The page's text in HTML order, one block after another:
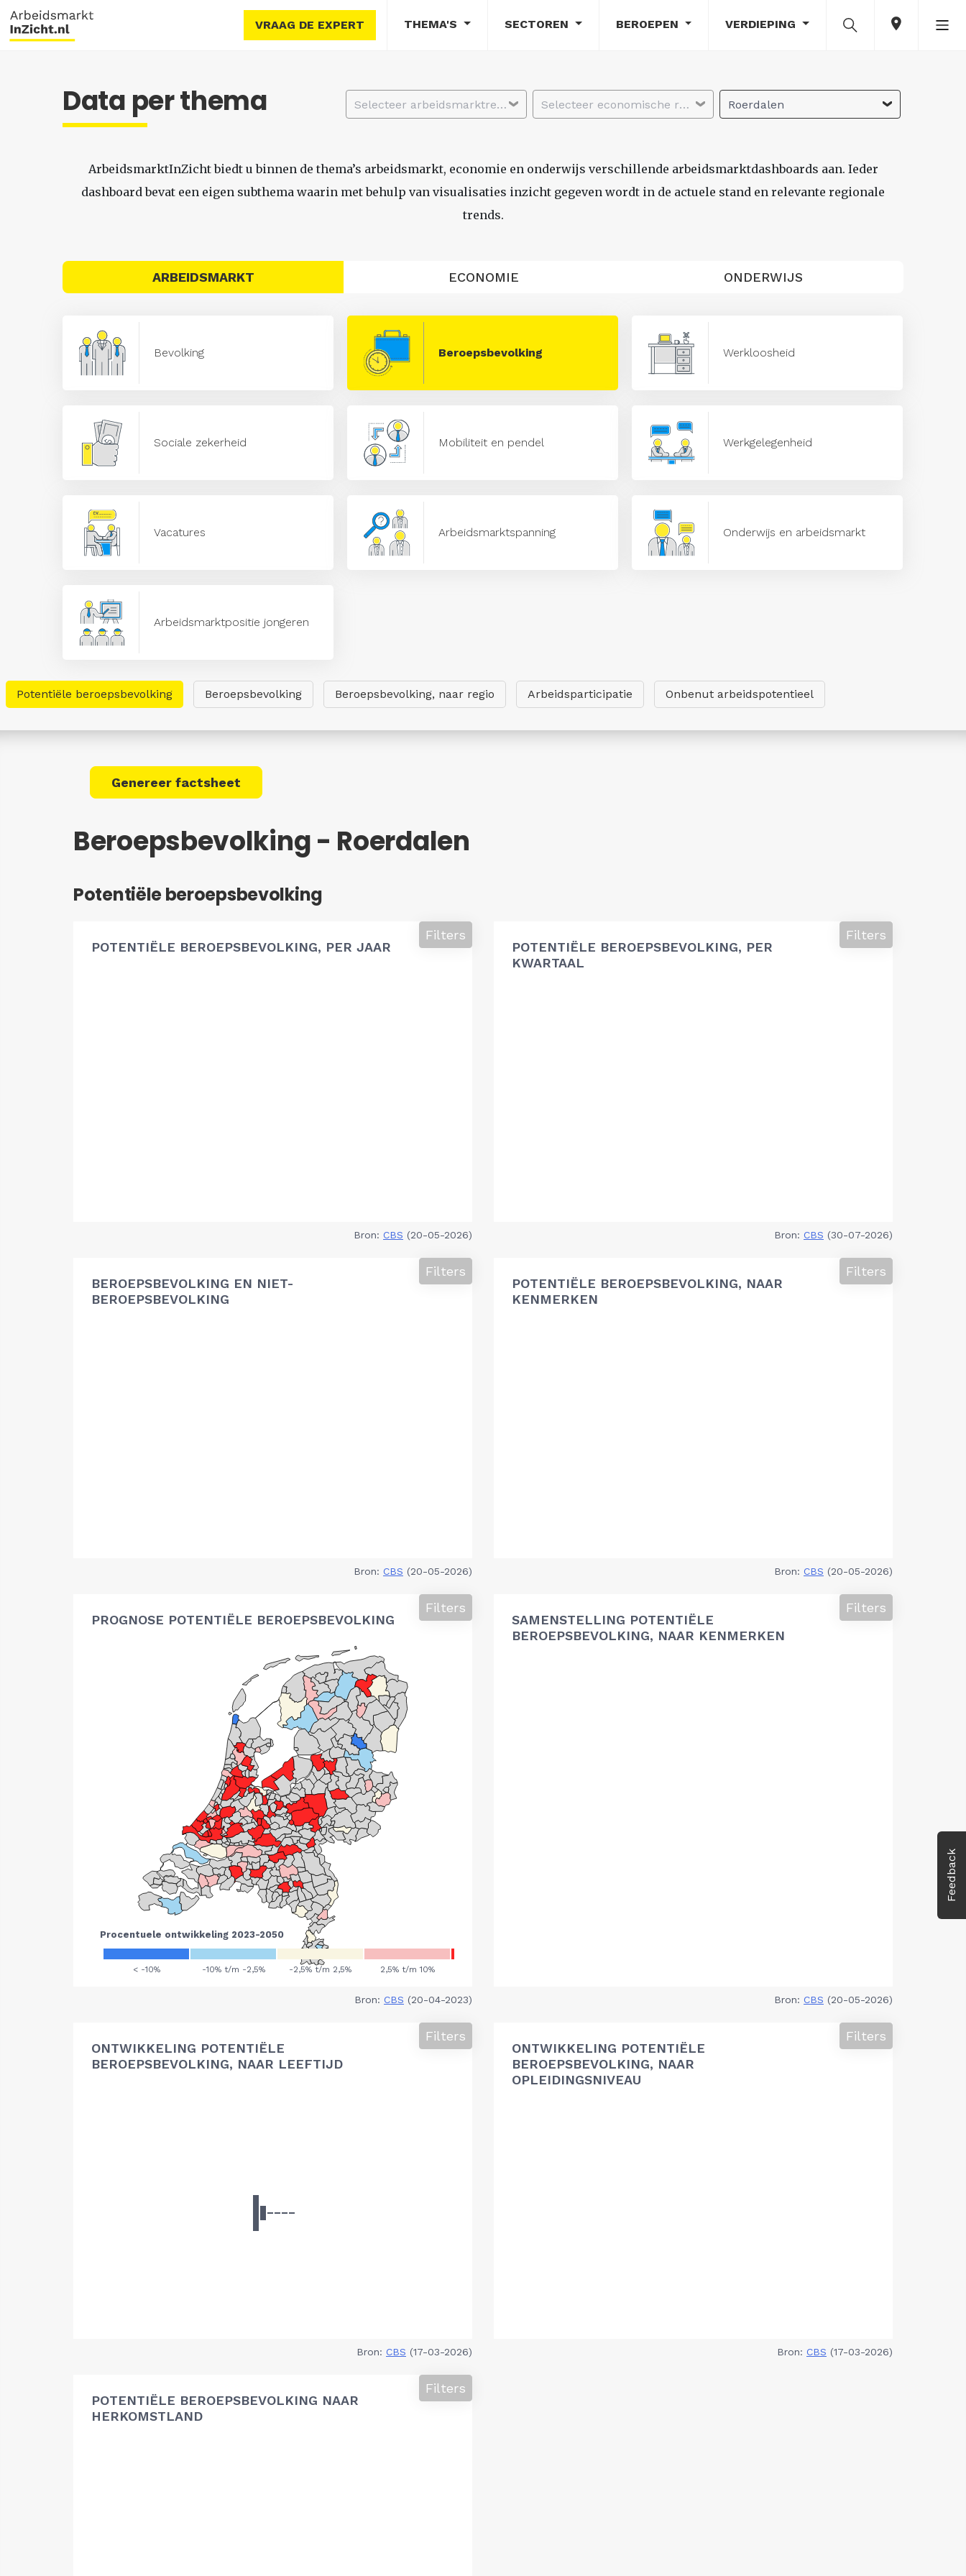
VRAAG DE EXPERT THEMA'S SECTOREN BEROEPEN VERDIEPING
Feedback
Data per thema Selecteer arbeidsmarktregio Selecteer economische regio Roerdalen
ArbeidsmarktInZicht biedt u binnen de thema’s arbeidsmarkt, economie en onderwijs verschillende arbeidsmarktdashboards aan. Ieder
dashboard bevat een eigen subthema waarin met behulp van visualisaties inzicht gegeven wordt in de actuele stand en relevante regionale
trends.
ARBEIDSMARKT ECONOMIE ONDERWIJS
Bevolking Beroepsbevolking Werkloosheid
Sociale zekerheid Mobiliteit en pendel Werkgelegenheid
Vacatures Arbeidsmarktspanning Onderwijs en arbeidsmarkt
Arbeidsmarktpositie jongeren
Potentiële beroepsbevolking Beroepsbevolking Beroepsbevolking, naar regio Arbeidsparticipatie Onbenut arbeidspotentieel
Genereer factsheet
Beroepsbevolking - Roerdalen
Potentiële beroepsbevolking
POTENTIËLE BEROEPSBEVOLKING, PER JAAR
Filters
Bron: CBS (20-05-2026)
POTENTIËLE BEROEPSBEVOLKING, PER
KWARTAAL
Filters
Bron: CBS (30-07-2026)
BEROEPSBEVOLKING EN NIET-
BEROEPSBEVOLKING
Filters
Bron: CBS (20-05-2026)
POTENTIËLE BEROEPSBEVOLKING, NAAR
KENMERKEN
Filters
Bron: CBS (20-05-2026)
PROGNOSE POTENTIËLE BEROEPSBEVOLKING
Filters
Bron: CBS (20-04-2023)
SAMENSTELLING POTENTIËLE
BEROEPSBEVOLKING, NAAR KENMERKEN
Filters
Bron: CBS (20-05-2026)
ONTWIKKELING POTENTIËLE
BEROEPSBEVOLKING, NAAR LEEFTIJD
Filters
Bron: CBS (17-03-2026)
ONTWIKKELING POTENTIËLE
BEROEPSBEVOLKING, NAAR
OPLEIDINGSNIVEAU
Filters
Bron: CBS (17-03-2026)
POTENTIËLE BEROEPSBEVOLKING NAAR
HERKOMSTLAND
Filters